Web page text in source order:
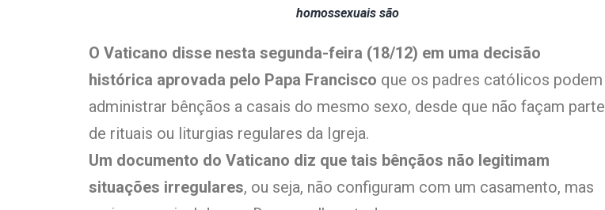
homossexuais são
O Vaticano disse nesta segunda-feira (18/12) em uma decisão
histórica aprovada pelo Papa Francisco que os padres católicos podem
administrar bênçãos a casais do mesmo sexo, desde que não façam parte
de rituais ou liturgias regulares da Igreja.
Um documento do Vaticano diz que tais bênçãos não legitimam
situações irregulares, ou seja, não configuram com um casamento, mas